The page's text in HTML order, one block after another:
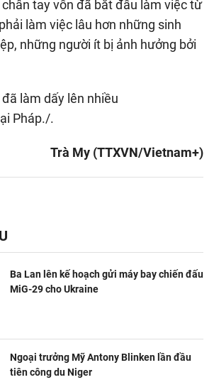
tay vốn đã bắt đầu làm việc từ
làm việc lâu hơn những sinh
những người ít bị ảnh hưởng bởi
làm dấy lên nhiều
Pháp./.
Trà My (TTXVN/Vietnam+)
Ba Lan lên kế hoạch gửi máy bay chiến đấu
MiG-29 cho Ukraine
Ngoại trưởng Mỹ Antony Blinken lần đầu
tiên công du Niger